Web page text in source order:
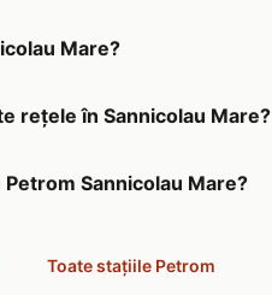
Mare?
rețele în Sannicolau Mare?
Sannicolau Mare?
Toate stațiile Petrom